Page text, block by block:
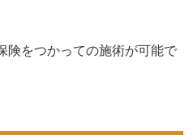
険をつかっての施術が可能で